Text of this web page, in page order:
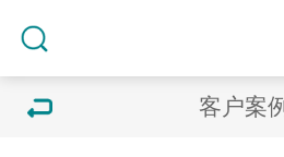
客户案例